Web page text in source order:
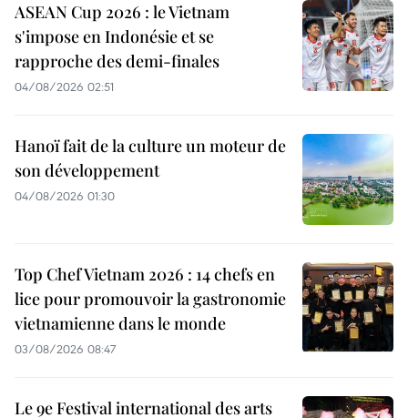
ASEAN Cup 2026 : le Vietnam
s'impose en Indonésie et se
rapproche des demi-finales
04/08/2026 02:51
Hanoï fait de la culture un moteur de
son développement
04/08/2026 01:30
Top Chef Vietnam 2026 : 14 chefs en
lice pour promouvoir la gastronomie
vietnamienne dans le monde
03/08/2026 08:47
Le 9e Festival international des arts